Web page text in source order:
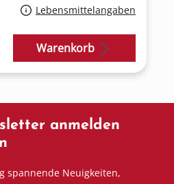
Lebensmittelangaben
Warenkorb
anmelden
spannende Neuigkeiten,